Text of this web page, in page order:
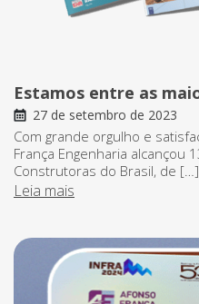
Estamos entre as
27 de setembro de 2023
Com grande orgulho e
França Engenharia alcançou
Construtoras do Brasil, de […]
Leia mais